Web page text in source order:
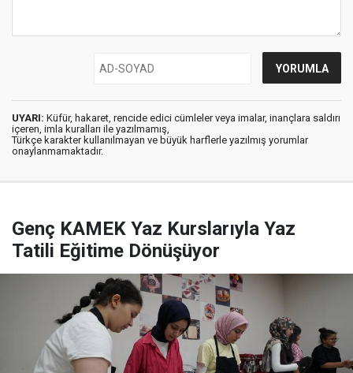
UYARI: Küfür, hakaret, rencide edici cümleler veya imalar, inançlara saldırı
içeren, imla kuralları ile yazılmamış,
Türkçe karakter kullanılmayan ve büyük harflerle yazılmış yorumlar
onaylanmamaktadır.
Genç KAMEK Yaz Kurslarıyla Yaz
Tatili Eğitime Dönüşüyor